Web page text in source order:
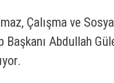
Çalışma ve
Abdullah